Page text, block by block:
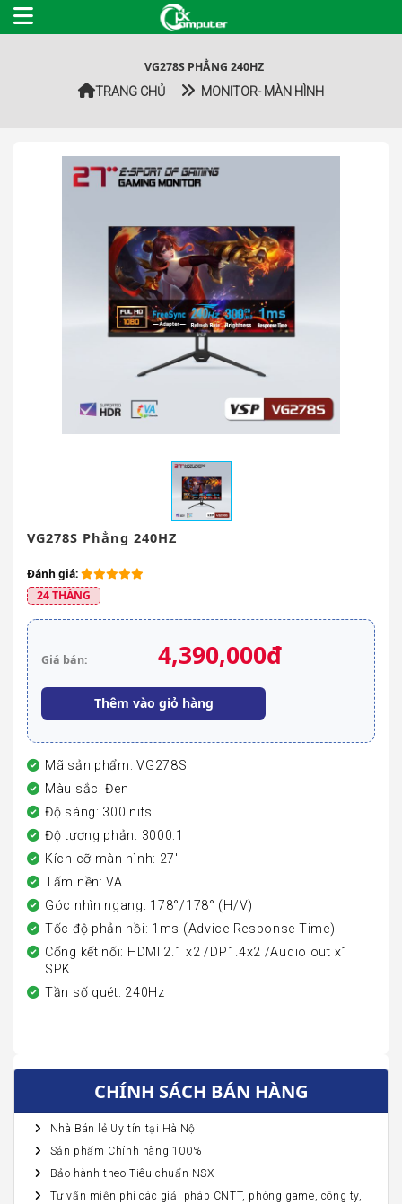
VG278S PHẲNG 240HZ
TRANG CHỦ MONITOR- MÀN HÌNH
VG278S Phẳng 240HZ
Đánh giá:
24 THÁNG
Giá bán: 4,390,000đ
Thêm vào giỏ hàng
Mã sản phẩm: VG278S
Màu sắc: Đen
Độ sáng: 300 nits
Độ tương phản: 3000:1
Kích cỡ màn hình: 27''
Tấm nền: VA
Góc nhìn ngang: 178°/178° (H/V)
Tốc độ phản hồi: 1ms (Advice Response Time)
Cổng kết nối: HDMI 2.1 x2 /DP1.4x2 /Audio out x1
SPK
Tần số quét: 240Hz
CHÍNH SÁCH BÁN HÀNG
Nhà Bán lẻ Uy tín tại Hà Nội
Sản phẩm Chính hãng 100%
Bảo hành theo Tiêu chuẩn NSX
Tư vấn miễn phí các giải pháp CNTT, phòng game, công ty,